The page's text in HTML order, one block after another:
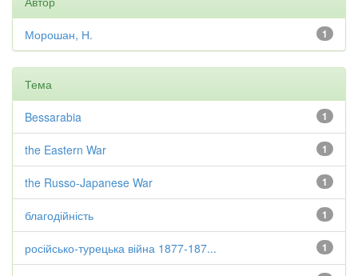
1
Морошан, Н.
Тема
1
Bessarabia
1
the Eastern War
1
the Russo-Japanese War
1
благодійність
1
російсько-турецька війна 1877-187...